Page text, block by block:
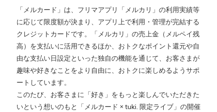
「メルカード」は、フリマアプリ「メルカリ」の利用実績等
に応じて限度額が決まり、アプリ上で利用・管理が完結する
クレジットカードです。「メルカリ」の売上金（メルペイ残
高）を支払いに活用できるほか、おトクなポイント還元や自
由な支払い日設定といった独自の機能を通じて、お客さまが
趣味や好きなことをより自由に、おトクに楽しめるようサポ
ートしています。
このたび、お客さまに「好き」をもっと楽しんでいただきた
いという想いのもと「メルカード × tuki. 限定ライブ」の開催